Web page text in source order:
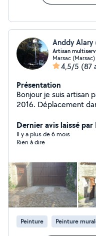
Anddy Alary
Artisan
Marsac (Marsac)
4,5/5 (87
Présentation
Bonjour je suis artisan
2016. Déplacement
tout renseignement et
prestations : Élagage
sans camion nacelle
rigide avec soubassement béton
claustra Petite
Nettoyage et
toiture (fuite.....)
me contacter pour
ou de devis je reste à
Intervention d'urgence
Dernier avis laissé
Il y a plus de 6 mois
Rien à dire
Peinture Peinture